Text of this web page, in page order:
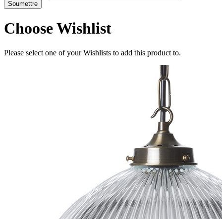
Choose Wishlist
Please select one of your Wishlists to add this product to.